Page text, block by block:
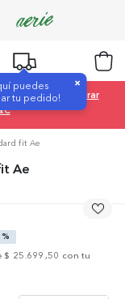
puedes
tu pedido!
×
Mujer|
Comprar
fit Ae
Ae
$ 25.699,50 con tu